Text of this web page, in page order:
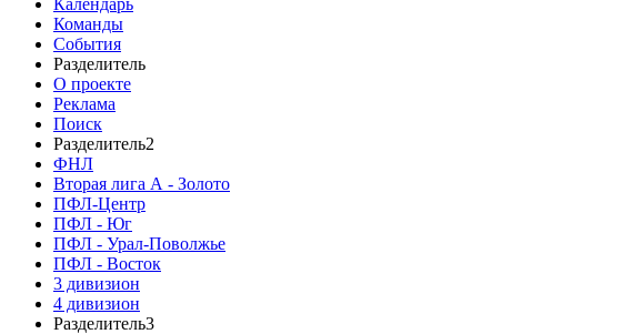
Календарь
Команды
События
Разделитель
О проекте
Реклама
Поиск
Разделитель2
ФНЛ
Вторая лига А - Золото
ПФЛ-Центр
ПФЛ - Юг
ПФЛ - Урал-Поволжье
ПФЛ - Восток
3 дивизион
4 дивизион
Разделитель3